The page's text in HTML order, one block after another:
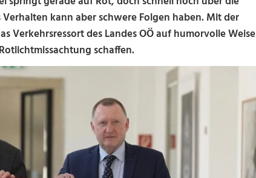
kann aber schwere Folgen haben. Mit der
Verkehrsressort des Landes OÖ auf humorvolle Weise
schaffen.